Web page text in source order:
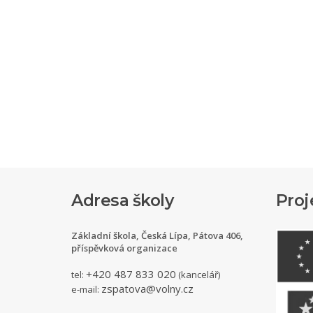
Adresa školy
Základní škola, Česká Lípa, Pátova 406,
příspěvková organizace
tel: +420 487 833 020 (kancelář)
e-mail: zspatova@volny.cz